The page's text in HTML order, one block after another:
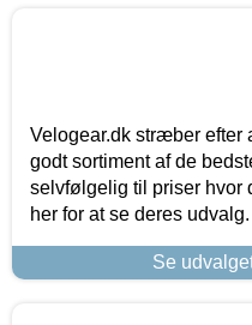
Velogear.dk stræber efter
godt sortiment af de
selvfølgelig til priser hvor
her for at se deres udvalg.
Se